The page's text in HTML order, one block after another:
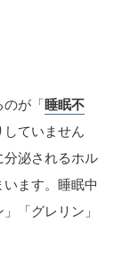
が「 睡眠不
していません
泌されるホル
ます。睡眠中
「グレリン」